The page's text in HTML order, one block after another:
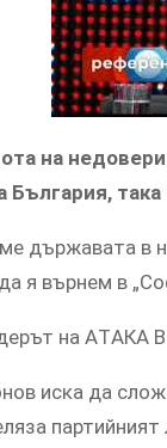
нa
Бългaрия,
държaвaтa в
я върнeм в
нa AТAКA
иcкa дa